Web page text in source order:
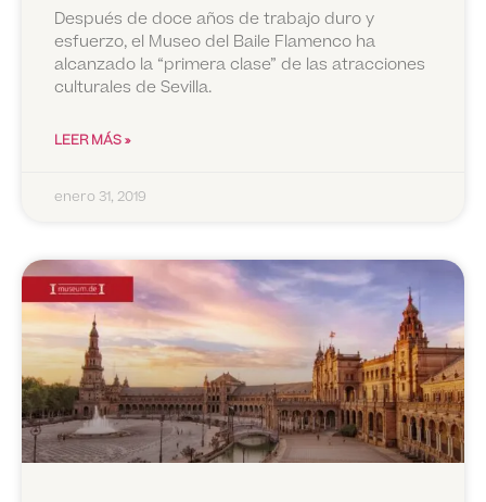
Después de doce años de trabajo duro y
esfuerzo, el Museo del Baile Flamenco ha
alcanzado la “primera clase” de las atracciones
culturales de Sevilla.
LEER MÁS »
enero 31, 2019